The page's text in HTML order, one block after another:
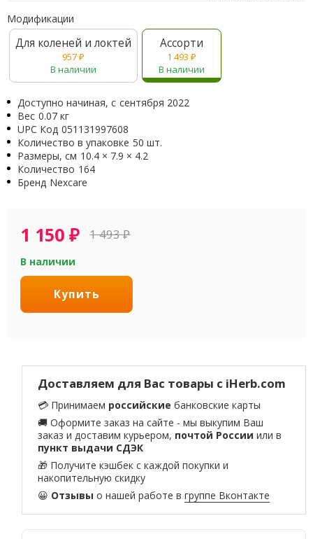
Модификации
Для коленей и локтей
957₽
В наличии
Ассорти
1 493 ₽
В наличии
Доступно начиная, с сентября 2022
Вес 0.07 кг
UPC Код 051131997608
Количество в упаковке 50 шт.
Размеры, см 10.4 × 7.9 × 4.2
Количество 164
Бренд Nexcare
1 150₽ 1 493₽
В наличии
Купить
Доставляем для Вас товары с iHerb.com
💳 Принимаем российские банковские карты
🚚 Оформите заказ на сайте - мы выкупим Ваш
заказ и доставим курьером, почтой России или в
пункт выдачи СДЭК
🎁 Получите кэшбек с каждой покупки и
накопительную скидку
😀 Отзывы о нашей работе вгруппе Вконтакте